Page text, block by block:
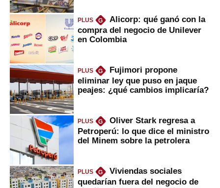
PLUS G
Alicorp: qué ganó con la
compra del negocio de Unilever
en Colombia
PLUS G
Fujimori propone
eliminar ley que puso en jaque
peajes: ¿qué cambios implicaría?
PLUS G
Oliver Stark regresa a
Petroperú: lo que dice el ministro
del Minem sobre la petrolera
PLUS G
Viviendas sociales
quedarían fuera del negocio de